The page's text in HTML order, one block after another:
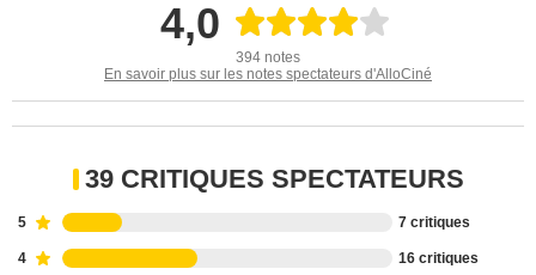
4,0
394 notes
En savoir plus sur les notes spectateurs d'AlloCiné
39 CRITIQUES SPECTATEURS
5 7 critiques
4 16 critiques